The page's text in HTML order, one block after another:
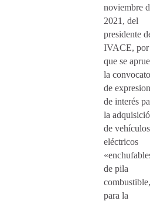
noviembre
2021, del
presidente
IVACE, por
que se
la
de
de interés
la
de vehículos
eléctricos
de pila
para la